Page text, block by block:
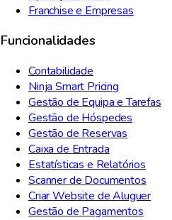
Franchise e Empresas
Funcionalidades
Contabilidade
Ninja Smart Pricing
Gestão de Equipa e Tarefas
Gestão de Hóspedes
Gestão de Reservas
Caixa de Entrada
Estatísticas e Relatórios
Scanner de Documentos
Criar Website de Aluguer
Gestão de Pagamentos